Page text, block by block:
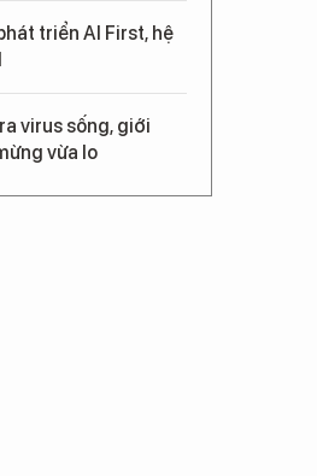
triển AI First, hệ
virus sống, giới
vừa lo